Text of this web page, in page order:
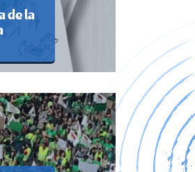
de la